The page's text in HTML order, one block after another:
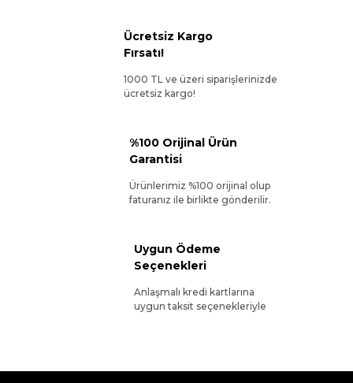
Ücretsiz Kargo
Fırsatı!
1000 TL ve üzeri siparişlerinizde
ücretsiz kargo!
%100 Orijinal Ürün
Garantisi
Ürünlerimiz %100 orijinal olup
faturanız ile birlikte gönderilir.
Uygun Ödeme
Seçenekleri
Anlaşmalı kredi kartlarına
uygun taksit seçenekleriyle